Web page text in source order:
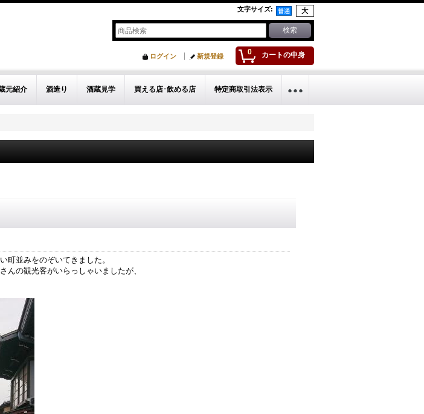
文字サイズ:
0 カートの中身
ログイン 新規登録
元紹介 酒造り 酒蔵見学 買える店･飲める店 特定商取引法表示
町並みをのぞいてきました。
んの観光客がいらっしゃいましたが、